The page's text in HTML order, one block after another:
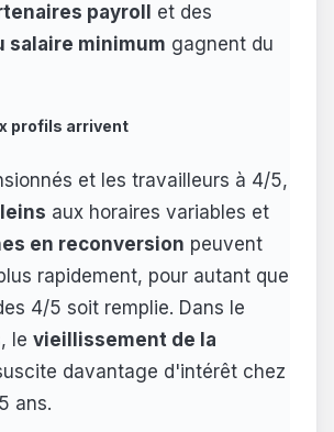
payroll et des
salaire minimum gagnent du
profils arrivent
et les travailleurs à 4/5,
aux horaires variables et
en reconversion peuvent
rapidement, pour autant que
4/5 soit remplie. Dans le
le vieillissement de la
davantage d'intérêt chez
ans.